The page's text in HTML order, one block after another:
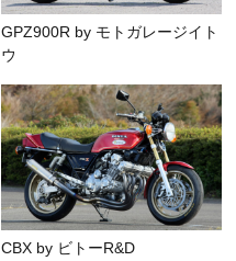
GPZ900R by モトガレージイト
ウ
CBX by ビトーR&D